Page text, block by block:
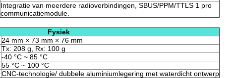
Integratie van meerdere radioverbindingen, SBUS/PPM/TTLS 1 pro
communicatiemodule.
Fysiek
24 mm × 73 mm × 76 mm
Tx: 208 g, Rx: 100 g
-40 °C ~ 85 °C
55 °C ~ 100 °C
CNC-technologie/ dubbele aluminiumlegering met waterdicht ontwerp